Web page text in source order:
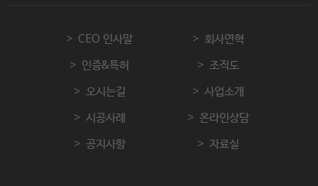
CEO 인사말
회사연혁
인증&특허
조직도
오시는길
사업소개
시공사례
온라인상담
공지사항
자료실